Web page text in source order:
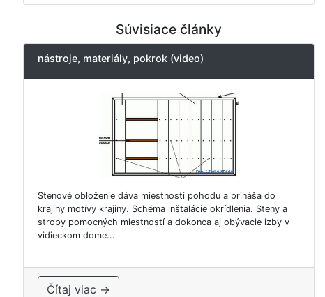
Súvisiace články
nástroje, materiály, pokrok (video)
Stenové obloženie dáva miestnosti pohodu a prináša do
krajiny motívy krajiny. Schéma inštalácie okrídlenia. Steny a
stropy pomocných miestností a dokonca aj obývacie izby v
vidieckom dome...
Čítaj viac →